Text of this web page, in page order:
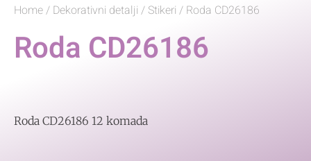
Home/ Dekorativni detalji / Stikeri / Roda CD26186
Roda CD26186
Roda CD26186 12 komada